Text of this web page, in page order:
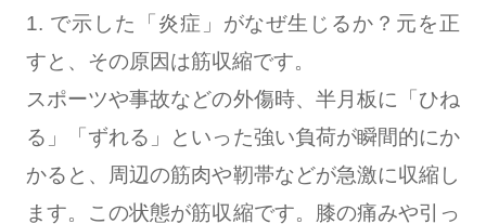
1. で示した「炎症」がなぜ生じるか？元を正
すと、その原因は筋収縮です。
スポーツや事故などの外傷時、半月板に「ひね
る」「ずれる」といった強い負荷が瞬間的にか
かると、周辺の筋肉や靭帯などが急激に収縮し
ます。この状態が筋収縮です。膝の痛みや引っ